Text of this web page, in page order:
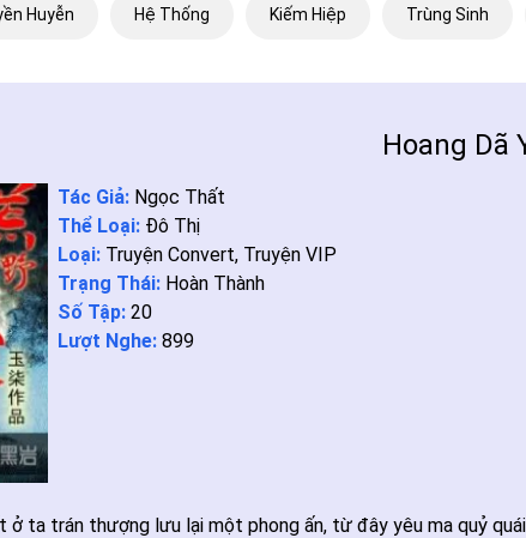
Huyễn Hệ Thống Kiếm Hiệp Trùng Sinh
Hoang Dã
Tác Giả: Ngọc Thất
Thể Loại: Đô Thị
Loại: Truyện Convert, Truyện VIP
Trạng Thái: Hoàn Thành
Số Tập: 20
Lượt Nghe: 899
ta trán thượng lưu lại một phong ấn, từ đây yêu ma quỷ